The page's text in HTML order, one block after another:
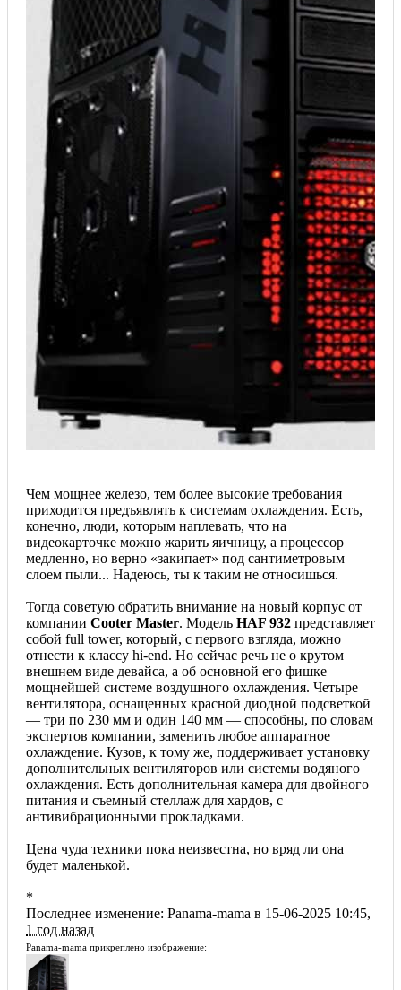
Чем мощнее железо, тем более высокие требования
приходится предъявлять к системам охлаждения. Есть,
конечно, люди, которым наплевать, что на
видеокарточке можно жарить яичницу, а процессор
медленно, но верно «закипает» под сантиметровым
слоем пыли... Надеюсь, ты к таким не относишься.
Тогда советую обратить внимание на новый корпус от
компании Cooter Master. Модель HAF 932 представляет
собой full tower, который, с первого взгляда, можно
отнести к классу һі-еnd. Но сейчас речь не о крутом
внешнем виде девайса, а об основной его фишке —
мощнейшей системе воздушного охлаждения. Четыре
вентилятора, оснащенных красной диодной подсветкой
— три по 230 мм и один 140 мм — способны, по словам
экспертов компании, заменить любое аппаратное
охлаждение. Кузов, к тому же, поддерживает установку
дополнительных вентиляторов или системы водяного
охлаждения. Есть дополнительная камера для двойного
питания и съемный стеллаж для хардов, с
антивибрационными прокладками.
Цена чуда техники пока неизвестна, но вряд ли она
будет маленькой.
*
Последнее изменение: Panama-mama в 15-06-2025 10:45,
1 год назад
Panama-mama прикреплено изображение: